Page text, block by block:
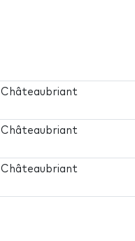
Châteaubriant
Châteaubriant
Châteaubriant